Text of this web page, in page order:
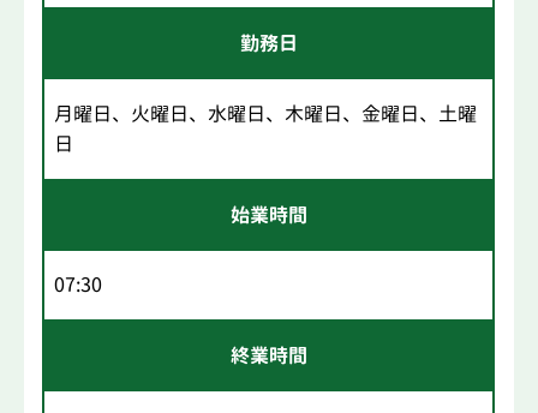
勤務日
月曜日、火曜日、水曜日、木曜日、金曜日、土曜
日
始業時間
07:30
終業時間